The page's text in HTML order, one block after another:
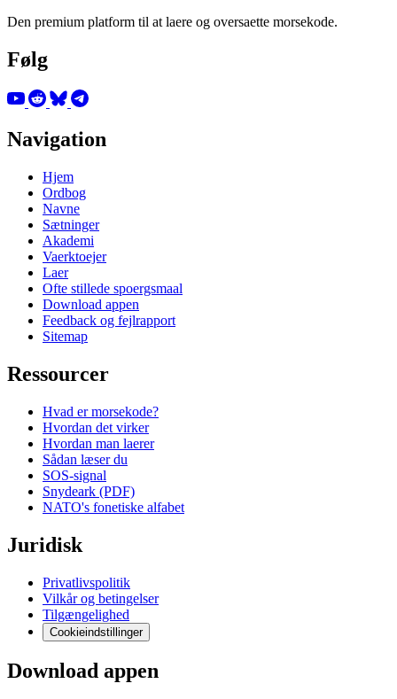
Den premium platform til at laere og oversaette morsekode.
Følg
Navigation
Hjem
Ordbog
Navne
Sætninger
Akademi
Vaerktoejer
Laer
Ofte stillede spoergsmaal
Download appen
Feedback og fejlrapport
Sitemap
Ressourcer
Hvad er morsekode?
Hvordan det virker
Hvordan man laerer
Sådan læser du
SOS-signal
Snydeark (PDF)
NATO's fonetiske alfabet
Juridisk
Privatlivspolitik
Vilkår og betingelser
Tilgængelighed
Cookieindstillinger
Download appen